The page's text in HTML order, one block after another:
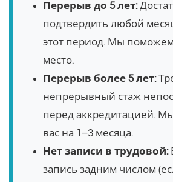
Перерыв до 5 лет:
подтвердить любой
этот период. Мы
место.
Перерыв более 5 лет:
непрерывный стаж
перед аккредитацией.
вас на 1–3 месяца.
Нет записи в трудовой:
запись задним числом